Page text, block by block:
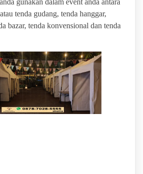
tenda gudang, tenda hanggar,
bazar, tenda konvensional dan tenda